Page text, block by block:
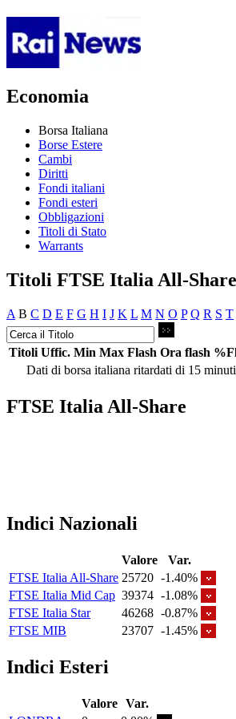
Economia
Borsa Italiana
Borse Estere
Cambi
Diritti
Fondi italiani
Fondi esteri
Obbligazioni
Titoli di Stato
Warrants
Titoli FTSE Italia All-Share
A B C D E F G H I J K L M N O P Q R S T
Titoli Uffic. Min Max Flash Ora flash
Dati di borsa italiana ritardati di 15 minuti
FTSE Italia All-Share
Indici Nazionali
Valore
Var.
FTSE Italia All-Share 25720 -1.40%
FTSE Italia Mid Cap 39374 -1.08%
FTSE Italia Star
46268 -0.87%
FTSE MIB
23707 -1.45%
Indici Esteri
Valore Var.